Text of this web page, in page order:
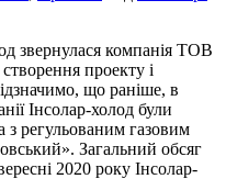
звернулася компанія ТОВ
проекту і
що раніше, в
Інсолар-холод були
з регульованим газовим
Загальний обсяг
2020 року Інсолар-